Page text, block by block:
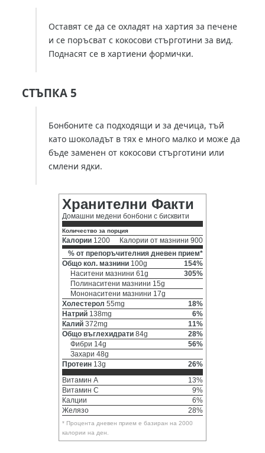
Оставят се да се охладят на хартия за печене
и се поръсват с кокосови стърготини за вид.
Поднасят се в хартиени формички.
СТЪПКА 5
Бонбоните са подходящи и за дечица, тъй
като шоколадът в тях е много малко и може да
бъде заменен от кокосови стърготини или
смлени ядки.
Хранителни Факти
Домашни медени бонбони с бисквити
Количество за порция
Калории 1200
Калории от мазнини 900
% от препоръчителния дневен прием*
Общо кол. мазнини 100g
154%
Наситени мазнини 61g
305%
Полинаситени мазнини 15g
Мононаситени мазнини 17g
Холестерол 55mg
18%
Натрий 138mg
6%
Калий 372mg
11%
Общо въглехидрати 84g
28%
Фибри 14g
56%
Захари 48g
Протеин 13g
26%
Витамин A
13%
Витамин C
9%
Калции
6%
Желязо
28%
* Процента дневен прием е базиран на 2000
калории на ден.